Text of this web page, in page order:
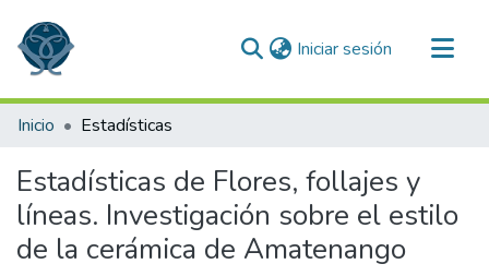
Iniciar sesión (current)
Comunidades
Inicio Estadísticas
Estadísticas de Flores, follajes y
líneas. Investigación sobre el estilo
de la cerámica de Amatenango